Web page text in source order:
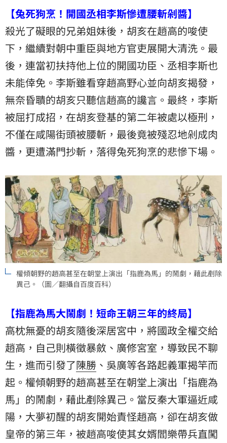
【兔死狗烹！開國丞相李斯慘遭腰斬剁醬】
殺光了礙眼的兄弟姐妹後，胡亥在趙高的唆使
下，繼續對朝中重臣與地方官吏展開大清洗。最
後，連當初扶持他上位的開國功臣、丞相李斯也
未能倖免。李斯雖看穿趙高野心並向胡亥揭發，
無奈昏聵的胡亥只聽信趙高的讒言。最終，李斯
被屈打成招，在胡亥登基的第二年被處以極刑，
不僅在咸陽街頭被腰斬，最後竟被殘忍地剁成肉
醬，更遭滿門抄斬，落得兔死狗烹的悲慘下場。
權傾朝野的趙高甚至在朝堂上演出「指鹿為馬」的鬧劇，藉此剷除
異己。（圖／翻攝自百度百科）
【指鹿為馬大鬧劇！短命王朝三年的終局】
高枕無憂的胡亥隨後深居宮中，將國政全權交給
趙高，自己則橫徵暴斂、廣修宮室，導致民不聊
生，進而引發了陳勝 、吳廣等各路起義軍揭竿而
起。權傾朝野的趙高甚至在朝堂上演出「指鹿為
馬」的鬧劇，藉此剷除異己。當反秦大軍逼近咸
陽，大夢初醒的胡亥開始責怪趙高，卻在胡亥做
皇帝的第三年，被趙高唆使其女婿閻樂帶兵直闖